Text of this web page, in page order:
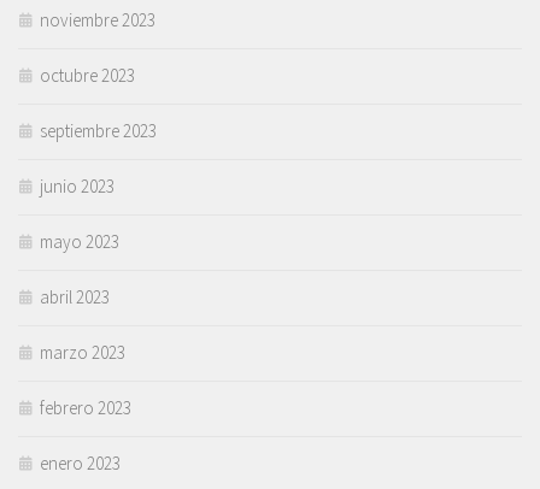
noviembre 2023
octubre 2023
septiembre 2023
junio 2023
mayo 2023
abril 2023
marzo 2023
febrero 2023
enero 2023